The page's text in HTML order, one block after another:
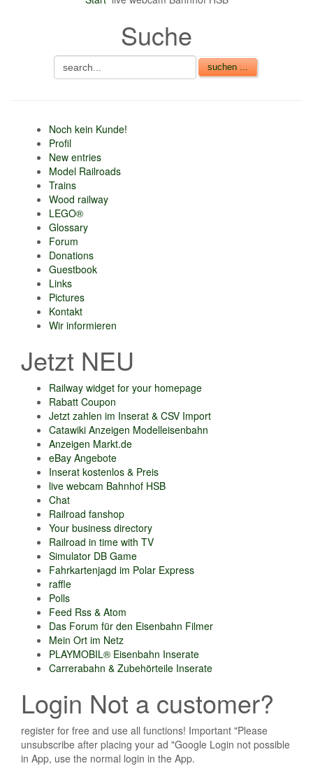
Suche
Noch kein Kunde!
Profil
New entries
Model Railroads
Trains
Wood railway
LEGO®
Glossary
Forum
Donations
Guestbook
Links
Pictures
Kontakt
Wir informieren
Jetzt NEU
Railway widget for your homepage
Rabatt Coupon
Jetzt zahlen im Inserat & CSV Import
Catawiki Anzeigen Modelleisenbahn
Anzeigen Markt.de
eBay Angebote
Inserat kostenlos & Preis
live webcam Bahnhof HSB
Chat
Railroad fanshop
Your business directory
Railroad in time with TV
Simulator DB Game
Fahrkartenjagd im Polar Express
raffle
Polls
Feed Rss & Atom
Das Forum für den Eisenbahn Filmer
Mein Ort im Netz
PLAYMOBIL® Eisenbahn Inserate
Carrerabahn & Zubehörteile Inserate
Login Not a customer?
register for free and use all functions! Important "Please
unsubscribe after placing your ad "Google Login not possible
in App, use the normal login in the App.